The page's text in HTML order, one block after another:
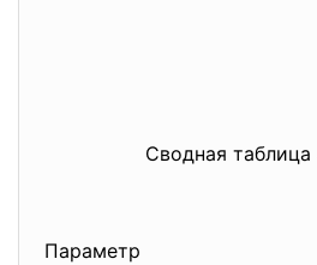
Сводная таблица
Параметр